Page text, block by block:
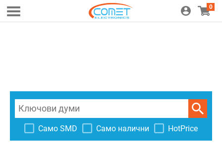
0
Само SMD Само налични HotPrice